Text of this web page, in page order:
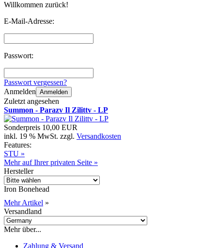
Willkommen zurück!
E-Mail-Adresse:
Passwort:
Passwort vergessen?
Anmelden Anmelden
Zuletzt angesehen
Summon - Parazv Il Zilittv - LP
Sonderpreis 10,00 EUR
inkl. 19 % MwSt. zzgl. Versandkosten
Features:
STU »
Mehr auf Ihrer privaten Seite »
Hersteller
Iron Bonehead
Mehr Artikel »
Versandland
Mehr über...
Zahlung & Versand